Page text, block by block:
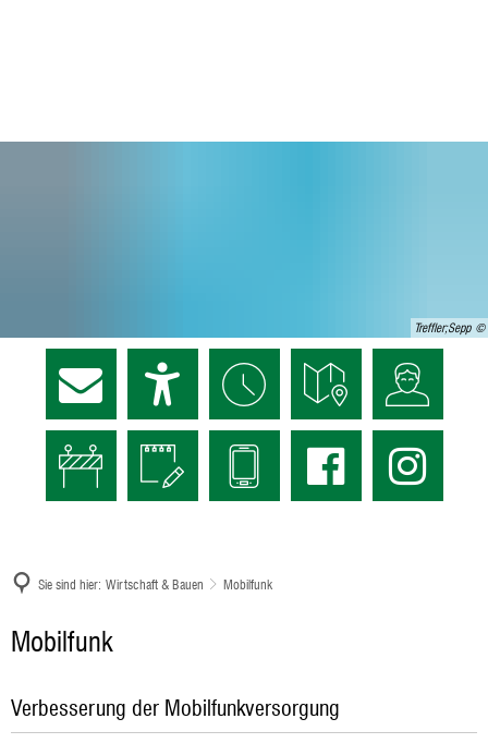
Treffler;Sepp
Sie sind hier: Wirtschaft & Bauen Mobilfunk
Mobilfunk
Mobilfunk
Verbesserung der Mobilfunkversorgung